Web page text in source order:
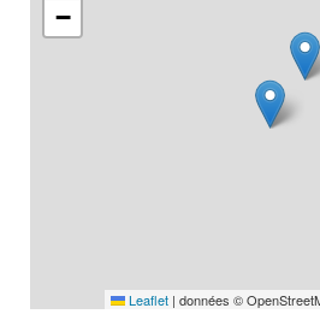
−
Leaflet | données ©